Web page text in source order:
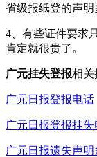
省级报纸登的声明
4、有些证件要求
肯定就很贵了。
广元挂失登报相关
广元日报登报电话
广元日报登报挂失
广元日报遗失声